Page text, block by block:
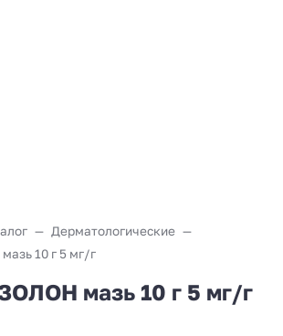
Дерматологические
10 г 5 мг/г
мазь 10 г 5 мг/г